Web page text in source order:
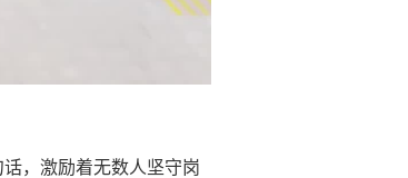
，激励着无数人坚守岗